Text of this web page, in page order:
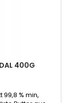
400G
% min,